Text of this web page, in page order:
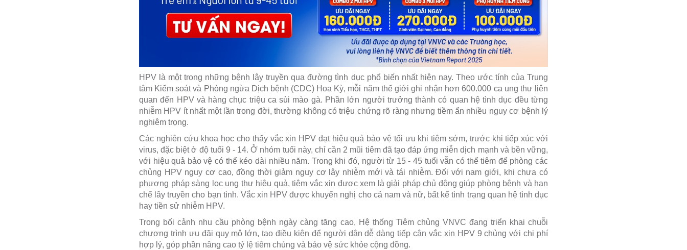
HPV là một trong những bệnh lây truyền qua đường tình dục phổ biến nhất hiện nay. Theo ước tính của Trung
tâm Kiểm soát và Phòng ngừa Dịch bệnh (CDC) Hoa Kỳ, mỗi năm thế giới ghi nhận hơn 600.000 ca ung thư liên
quan đến HPV và hàng chục triệu ca sùi mào gà. Phần lớn người trưởng thành có quan hệ tình dục đều từng
nhiễm HPV ít nhất một lần trong đời, thường không có triệu chứng rõ ràng nhưng tiềm ẩn nhiều nguy cơ bệnh lý
nghiêm trọng.
Các nghiên cứu khoa học cho thấy vắc xin HPV đạt hiệu quả bảo vệ tối ưu khi tiêm sớm, trước khi tiếp xúc với
virus, đặc biệt ở độ tuổi 9 - 14. Ở nhóm tuổi này, chỉ cần 2 mũi tiêm đã tạo đáp ứng miễn dịch mạnh và bền vững,
với hiệu quả bảo vệ có thể kéo dài nhiều năm. Trong khi đó, người từ 15 - 45 tuổi vẫn có thể tiêm để phòng các
chủng HPV nguy cơ cao, đồng thời giảm nguy cơ lây nhiễm mới và tái nhiễm. Đối với nam giới, khi chưa có
phương pháp sàng lọc ung thư hiệu quả, tiêm vắc xin được xem là giải pháp chủ động giúp phòng bệnh và hạn
chế lây truyền cho bạn tình. Vắc xin HPV được khuyến nghị cho cả nam và nữ, bất kể tình trạng quan hệ tình dục
hay tiền sử nhiễm HPV.
Trong bối cảnh nhu cầu phòng bệnh ngày càng tăng cao, Hệ thống Tiêm chủng VNVC đang triển khai chuỗi
chương trình ưu đãi quy mô lớn, tạo điều kiện để người dân dễ dàng tiếp cận vắc xin HPV 9 chủng với chi phí
hợp lý, góp phần nâng cao tỷ lệ tiêm chủng và bảo vệ sức khỏe cộng đồng.